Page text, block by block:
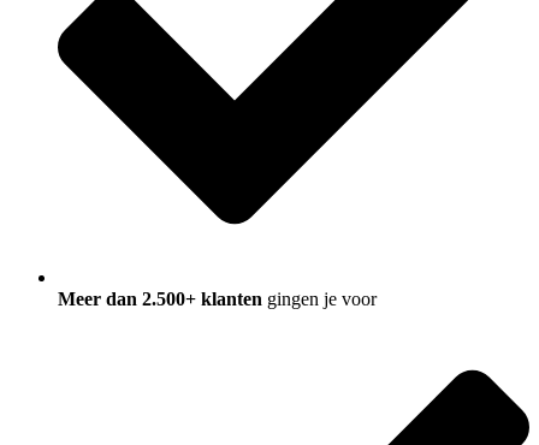
Meer dan 2.500+ klanten gingen je voor